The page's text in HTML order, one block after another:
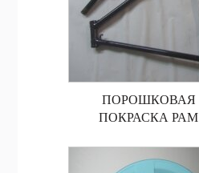
ПОРОШКОВАЯ
ПОКРАСКА РАМ